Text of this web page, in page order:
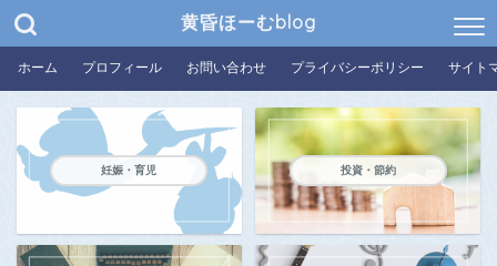
黄昏ほーむblog
ホーム プロフィール お問い合わせ プライバシーポリシー サイト
妊娠・育児 投資・節約